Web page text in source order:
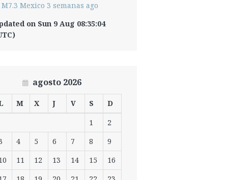
M7.3 Mexico 3 semanas ago
on Sun 9 Aug 08:35:04
agosto 2026
M X J V S
D
1
2
4 5 6 7 8
9
11 12 13 14 15
16